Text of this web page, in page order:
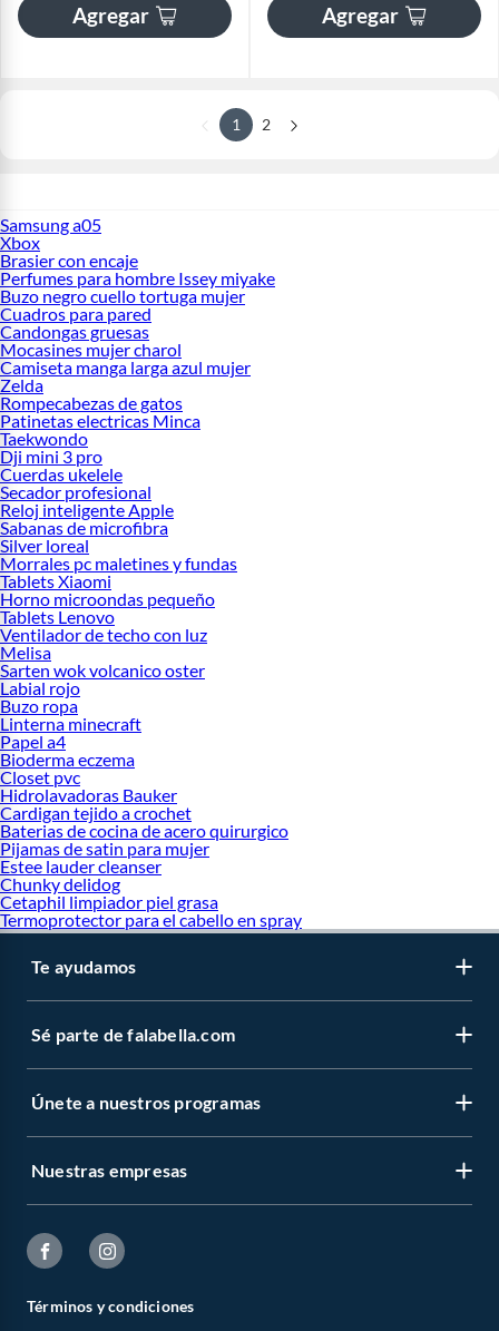
Agregar Agregar
1 2
Samsung a05
Xbox
Brasier con encaje
Perfumes para hombre Issey miyake
Buzo negro cuello tortuga mujer
Cuadros para pared
Candongas gruesas
Mocasines mujer charol
Camiseta manga larga azul mujer
Zelda
Rompecabezas de gatos
Patinetas electricas Minca
Taekwondo
Dji mini 3 pro
Cuerdas ukelele
Secador profesional
Reloj inteligente Apple
Sabanas de microfibra
Silver loreal
Morrales pc maletines y fundas
Tablets Xiaomi
Horno microondas pequeño
Tablets Lenovo
Ventilador de techo con luz
Melisa
Sarten wok volcanico oster
Labial rojo
Buzo ropa
Linterna minecraft
Papel a4
Bioderma eczema
Closet pvc
Hidrolavadoras Bauker
Cardigan tejido a crochet
Baterias de cocina de acero quirurgico
Pijamas de satin para mujer
Estee lauder cleanser
Chunky delidog
Cetaphil limpiador piel grasa
Termoprotector para el cabello en spray
Te ayudamos
Sé parte de falabella.com
Únete a nuestros programas
Nuestras empresas
Términos y condiciones